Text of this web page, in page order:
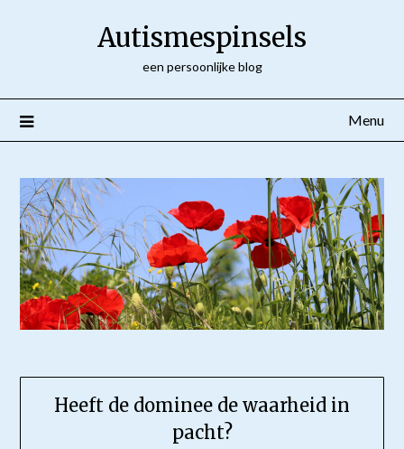
Autismespinsels
een persoonlijke blog
Menu
Heeft de dominee de waarheid in
pacht?